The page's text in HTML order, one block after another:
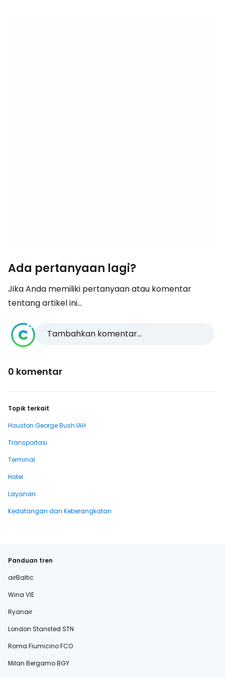
Ada pertanyaan lagi?
Jika Anda memiliki pertanyaan atau komentar
tentang artikel ini...
Tambahkan komentar...
0 komentar
Topik terkait
Houston George Bush IAH
Transportasi
Terminal
Hotel
Layanan
Kedatangan dan Keberangkatan
Panduan tren
airBaltic
Wina VIE
Ryanair
London Stansted STN
Roma Fiumicino FCO
Milan Bergamo BGY